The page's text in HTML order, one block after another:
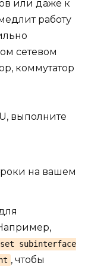
или даже к
работу
сетевом
коммутатор
выполните
на вашем
subinterface
, чтобы